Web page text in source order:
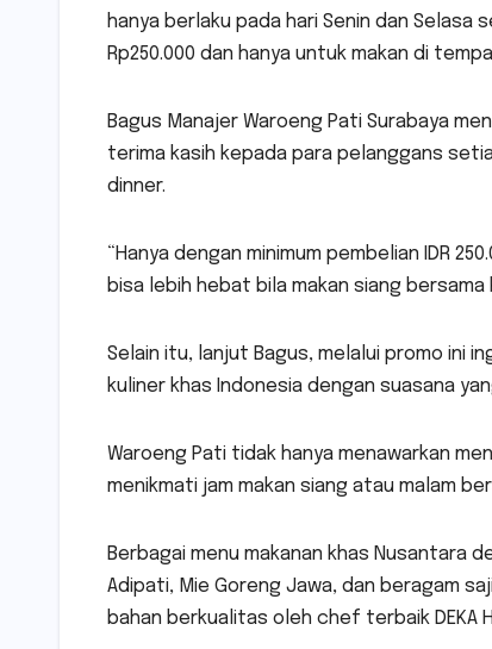
hanya berlaku pada hari Senin dan Selasa
Rp250.000 dan hanya untuk makan di
Bagus Manajer Waroeng Pati Surabaya
terima kasih kepada para pelanggans
dinner.
“Hanya dengan minimum pembelian IDR
bisa lebih hebat bila makan siang bersama
Selain itu, lanjut Bagus, melalui promo ini
kuliner khas Indonesia dengan suasana
Waroeng Pati tidak hanya menawarkan
menikmati jam makan siang atau malam
Berbagai menu makanan khas Nusantara
Adipati, Mie Goreng Jawa, dan beragam
bahan berkualitas oleh chef terbaik DEKA